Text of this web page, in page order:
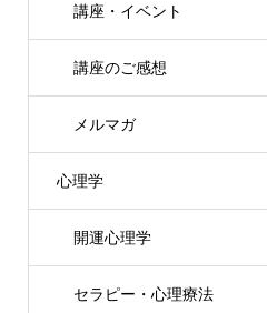
講座・イベント
講座のご感想
メルマガ
心理学
開運心理学
セラピー・心理療法